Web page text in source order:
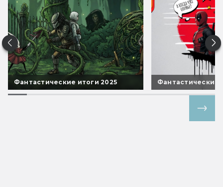
Фантастические итоги 2025 Фантастические